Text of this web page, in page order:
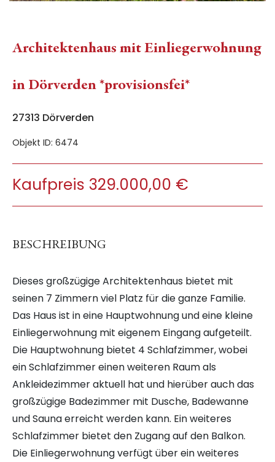
Architektenhaus mit Einliegerwohnung
in Dörverden *provisionsfei*
27313 Dörverden
Objekt ID: 6474
Kaufpreis 329.000,00 €
BESCHREIBUNG
Dieses großzügige Architektenhaus bietet mit
seinen 7 Zimmern viel Platz für die ganze Familie.
Das Haus ist in eine Hauptwohnung und eine kleine
Einliegerwohnung mit eigenem Eingang aufgeteilt.
Die Hauptwohnung bietet 4 Schlafzimmer, wobei
ein Schlafzimmer einen weiteren Raum als
Ankleidezimmer aktuell hat und hierüber auch das
großzügige Badezimmer mit Dusche, Badewanne
und Sauna erreicht werden kann. Ein weiteres
Schlafzimmer bietet den Zugang auf den Balkon.
Die Einliegerwohnung verfügt über ein weiteres